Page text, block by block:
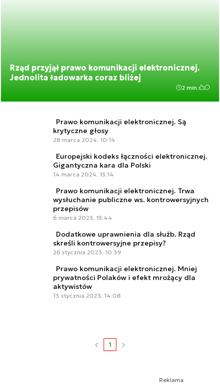
Rząd przyjął prawo komunikacji elektronicznej.
Jednolita ładowarka coraz bliżej
2 min.
Prawo komunikacji elektronicznej. Są
krytyczne głosy
28 marca 2024, 10:14
Europejski kodeks łączności elektronicznej.
Gigantyczna kara dla Polski
14 marca 2024, 15:14
Prawo komunikacji elektronicznej. Trwa
wysłuchanie publiczne ws. kontrowersyjnych
przepisów
6 marca 2023, 15:44
Dodatkowe uprawnienia dla służb. Rząd
skreśli kontrowersyjne przepisy?
26 stycznia 2023, 10:39
Prawo komunikacji elektronicznej. Mniej
prywatności Polaków i efekt mrożący dla
aktywistów
13 stycznia 2023, 14:08
1
Reklama